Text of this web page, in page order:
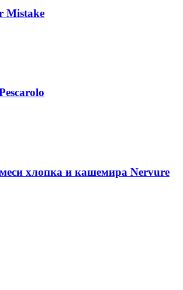
Mistake
хлопка и кашемира Nervure